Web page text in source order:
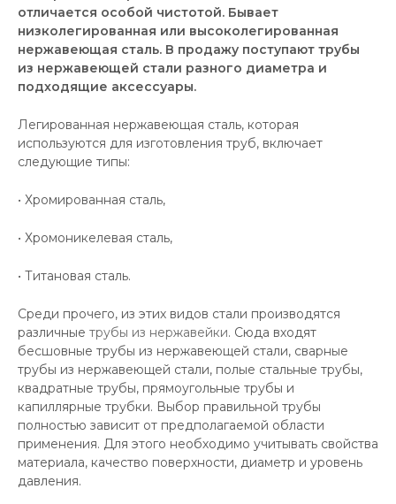
отличается особой чистотой. Бывает
низколегированная или высоколегированная
нержавеющая сталь. В продажу поступают трубы
из нержавеющей стали разного диаметра и
подходящие аксессуары.
Легированная нержавеющая сталь, которая
используются для изготовления труб, включает
следующие типы:
• Хромированная сталь,
• Хромоникелевая сталь,
• Титановая сталь.
Среди прочего, из этих видов стали производятся
различные трубы из нержавейки. Сюда входят
бесшовные трубы из нержавеющей стали, сварные
трубы из нержавеющей стали, полые стальные трубы,
квадратные трубы, прямоугольные трубы и
капиллярные трубки. Выбор правильной трубы
полностью зависит от предполагаемой области
применения. Для этого необходимо учитывать свойства
материала, качество поверхности, диаметр и уровень
давления.